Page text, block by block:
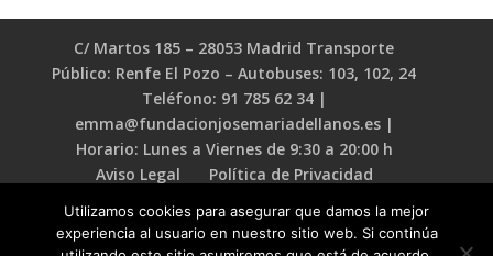
C/ Martos 185 – 28053 Madrid Transporte
Público: Renfe El Pozo – Autobuses: 103, 102, 24
Teléfono: 91 785 62 34 |
emma@fundacionjosemariadellanos.es |
Horario: Lunes a Viernes de 9:30 a 20:00 h
Aviso Legal
Política de Privacidad
Utilizamos cookies para asegurar que damos la mejor
experiencia al usuario en nuestro sitio web. Si continúa